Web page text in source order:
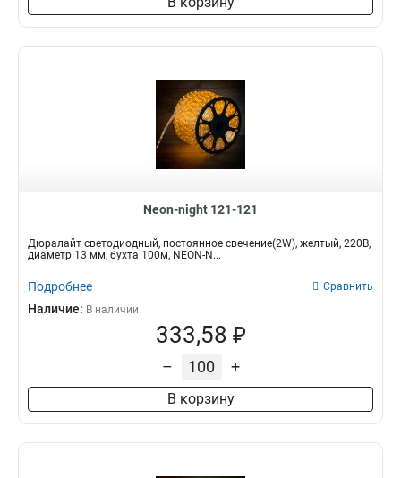
Neon-night 121-121
Дюралайт светодиодный, постоянное свечение(2W), желтый, 220В,
диаметр 13 мм, бухта 100м, NEON-N...
Подробнее Сравнить
Наличие: В наличии
333,58 ₽
– +
В корзину